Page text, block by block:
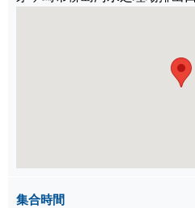
集合時間